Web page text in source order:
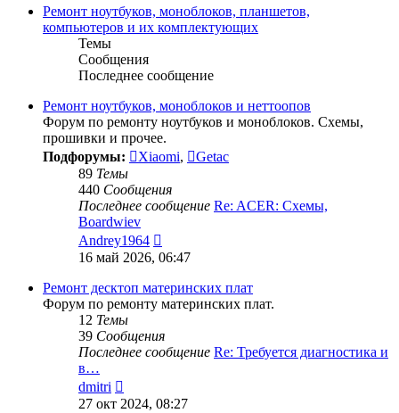
сообщению
Ремонт ноутбуков, моноблоков, планшетов,
компьютеров и их комплектующих
Темы
Сообщения
Последнее сообщение
Ремонт ноутбуков, моноблоков и неттоопов
Форум по ремонту ноутбуков и моноблоков. Схемы,
прошивки и прочее.
Подфорумы:
Xiaomi,
Getac
89 Темы
440 Сообщения
Последнее сообщение Re: ACER: Схемы,
Boardwiev
Andrey1964
к
сообщению
16 май 2026, 06:47
Ремонт десктоп материнских плат
Форум по ремонту материнских плат.
12 Темы
39 Сообщения
Последнее сообщение Re: Требуется диагностика и
в…
dmitri
к
27 окт 2024, 08:27